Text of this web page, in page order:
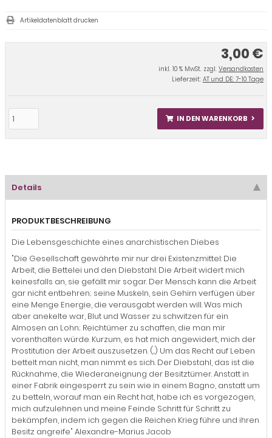
3,00 €
inkl. 10 % MwSt. zzgl. Versandkosten
Lieferzeit: AT und DE: 7-10 Tage
IN DEN WARENKORB
Artikeldatenblatt drucken
Details
PRODUKTBESCHREIBUNG
Die Lebensgeschichte eines anarchistischen Diebes
"Die Gesellschaft gewährte mir nur drei Existenzmittel: Die
Arbeit, die Bettelei und den Diebstahl. Die Arbeit widert mich
keinesfalls an, sie gefällt mir sogar. Der Mensch kann die Arbeit
gar nicht entbehren; seine Muskeln, sein Gehirn verfügen über
eine Menge Energie, die verausgabt werden will. Was mich
aber anekelte war, Blut und Wasser zu schwitzen für ein
Almosen an Lohn; Reichtümer zu schaffen, die man mir
vorenthalten würde. Kurzum, es hat mich angewidert, mich der
Prostitution der Arbeit auszusetzen. (...) Um das Recht auf Leben
bettelt man nicht, man nimmt es sich. Der Diebstahl, das ist die
Rücknahme, die Wiederaneignung der Besitztümer. Anstatt in
einer Fabrik eingesperrt zu sein wie in einem Bagno, anstatt um
zu betteln, worauf man ein Recht hat, habe ich es vorgezogen,
mich aufzulehnen und meine Feinde Schritt für Schritt zu
bekämpfen, indem ich gegen die Reichen Krieg führe und ihren
Besitz angreife" Alexandre-Marius Jacob